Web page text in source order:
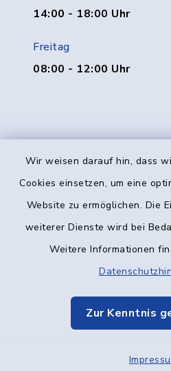
Wir weisen darauf hin, dass
Cookies einsetzen, um eine
Website zu ermöglichen. Die
weiterer Dienste wird bei
Weitere Informationen
Zur Kenntnis
14:00 - 18:00 Uhr
Freitag
08:00 - 12:00 Uhr
Elektronische